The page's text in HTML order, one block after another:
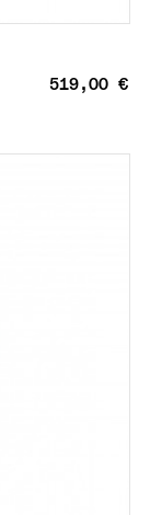
519,00 €